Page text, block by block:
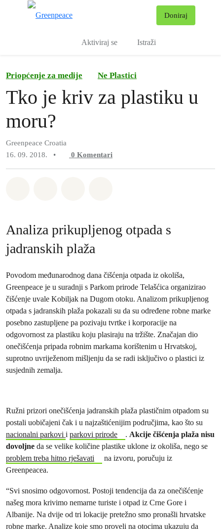
Doniraj
Aktiviraj se Istraži
Priopćenje za medije Ne Plastici
Tko je kriv za plastiku u
moru?
Greenpeace Croatia
16. 09. 2018.
• 0 Komentari
Analiza prikupljenog otpada s
jadranskih plaža
Povodom međunarodnog dana čišćenja otpada iz okoliša,
Greenpeace je u suradnji s Parkom prirode Telašćica organizirao
čišćenje uvale Kobiljak na Dugom otoku. Analizom prikupljenog
otpada s jadranskih plaža pokazali su da su određene robne marke
posebno zastupljene pa pozivaju tvrtke i korporacije na
odgovornost za plastiku koju plasiraju na tržište. Značajan dio
onečišćenja pripada robnim markama korištenim u Hrvatskoj,
suprotno uvriježenom mišljenju da se radi isključivo o plastici iz
susjednih zemalja.
Ružni prizori onečišćenja jadranskih plaža plastičnim otpadom su
postali uobičajeni čak i u najzaštićenijim područjima, kao što su
nacionalni parkovi i parkovi prirode . Akcije čišćenja plaža nisu
dovoljne da se velike količine plastike uklone iz okoliša, nego se
problem treba hitno rješavati
na izvoru, poručuju iz
Greenpeacea.
“Svi snosimo odgovornost. Postoji tendencija da za onečišćenje
našeg mora krivimo nemarne turiste i otpad iz Crne Gore i
Albanije. Na dvije od tri lokacije pretežno smo pronašli hrvatske
robne marke. Analize koje smo proveli na otocima ukazuju da